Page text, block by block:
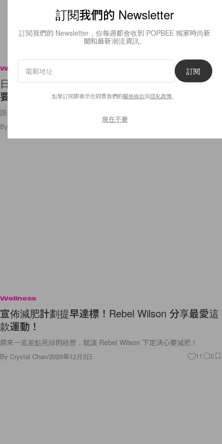
Wellness
日本網民票選最佳減肥方法，第 1 位方法正正是需
要留在家中的你最需要的！
跟著方法動起來吧！
By
Wellness
宣佈減肥計劃提早達標！Rebel Wilson 分享最愛這
款運動！
原來一直差點死掉的經歷，就讓 Rebel Wilson 下定決心要減肥！
By Crystal Chan/2020年12月3日 11 0
訂閱我們的 Newsletter
訂閱我們的 Newsletter，你每週都會收到 POPBEE 獨家時尚新
聞和最新潮流資訊。
訂閱
點擊訂閱即表示您同意我們的服務條款與隱私政策
現在不要